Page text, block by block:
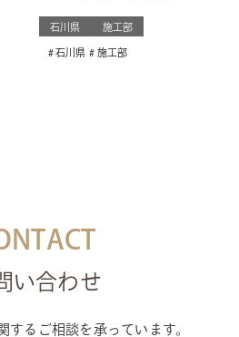
石川県 施工部
石川県 施工部
い合わせ
するご相談を承っています。